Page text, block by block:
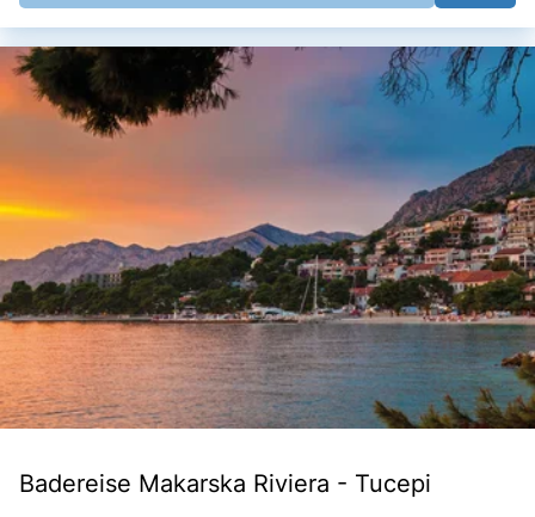
Badereise Makarska Riviera - Tucepi